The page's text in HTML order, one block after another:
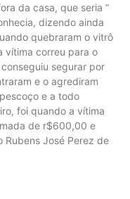
da casa, que seria ”
dizendo ainda
quebraram o vitrô
vítima correu para o
segurar por
e o agrediram
e a todo
foi quando a vítima
de r$600,00 e
Rubens José Perez de